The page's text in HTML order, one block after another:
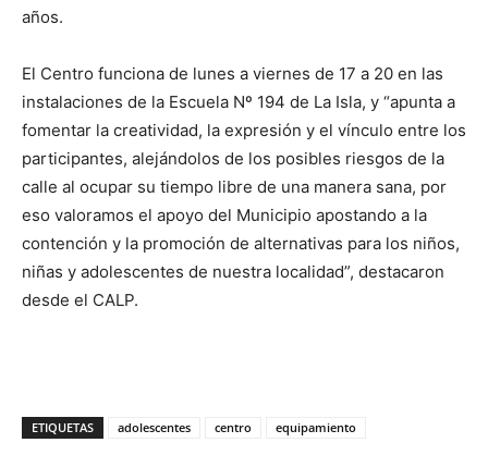
años.
El Centro funciona de lunes a viernes de 17 a 20 en las
instalaciones de la Escuela Nº 194 de La Isla, y “apunta a
fomentar la creatividad, la expresión y el vínculo entre los
participantes, alejándolos de los posibles riesgos de la
calle al ocupar su tiempo libre de una manera sana, por
eso valoramos el apoyo del Municipio apostando a la
contención y la promoción de alternativas para los niños,
niñas y adolescentes de nuestra localidad”, destacaron
desde el CALP.
ETIQUETAS adolescentes centro equipamiento